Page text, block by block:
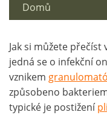
Domů
Jak si můžete
jedná se o infekční
vznikem
způsobeno
typické je postižení